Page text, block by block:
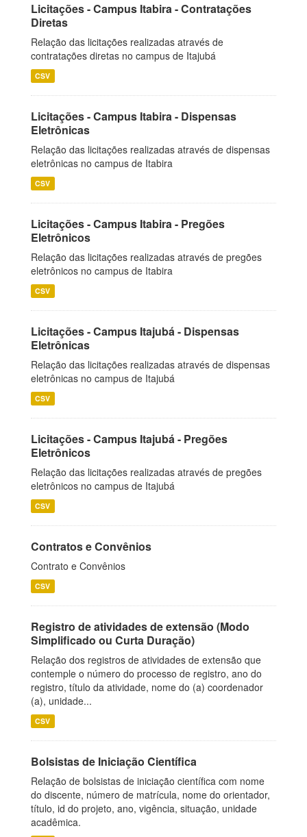
Licitações - Campus Itabira - Contratações
Diretas
Relação das licitações realizadas através de
contratações diretas no campus de Itajubá
CSV
Licitações - Campus Itabira - Dispensas
Eletrônicas
Relação das licitações realizadas através de dispensas
eletrônicas no campus de Itabira
CSV
Licitações - Campus Itabira - Pregões
Eletrônicos
Relação das licitações realizadas através de pregões
eletrônicos no campus de Itabira
CSV
Licitações - Campus Itajubá - Dispensas
Eletrônicas
Relação das licitações realizadas através de dispensas
eletrônicas no campus de Itajubá
CSV
Licitações - Campus Itajubá - Pregões
Eletrônicos
Relação das licitações realizadas através de pregões
eletrônicos no campus de Itajubá
CSV
Contratos e Convênios
Contrato e Convênios
CSV
Registro de atividades de extensão (Modo
Simplificado ou Curta Duração)
Relação dos registros de atividades de extensão que
contemple o número do processo de registro, ano do
registro, título da atividade, nome do (a) coordenador
(a), unidade...
CSV
Bolsistas de Iniciação Científica
Relação de bolsistas de iniciação científica com nome
do discente, número de matrícula, nome do orientador,
título, id do projeto, ano, vigência, situação, unidade
acadêmica.